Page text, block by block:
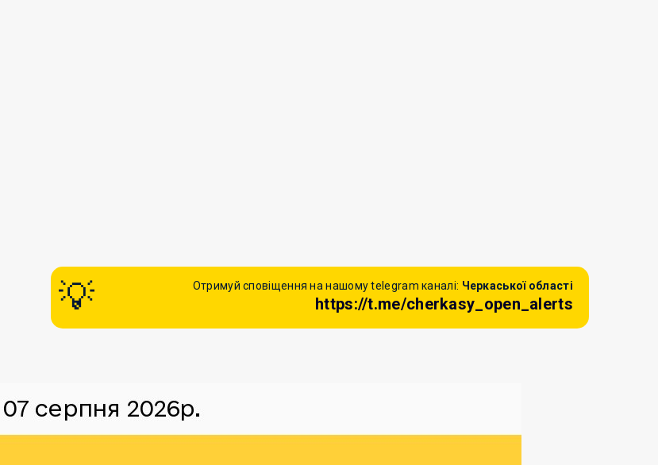
Отримуй сповіщення на нашому telegram каналі: Черкаської області
https://t.me/cherkasy_open_alerts